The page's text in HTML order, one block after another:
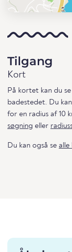
Tilgang
Kort
På kortet kan du
badestedet. Du
for en radius af 10
søgning eller
Du kan også se alle